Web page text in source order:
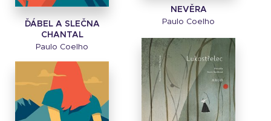
ĎÁBEL A SLEČNA
CHANTAL
Paulo Coelho
NEVĚRA
Paulo Coelho